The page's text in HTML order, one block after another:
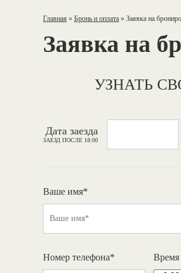
Главная » Бронь и оплата » Заявка на
Заявка на
УЗНАТЬ
Дата заезда
ЗАЕЗД ПОСЛЕ 18:00
Ваше имя*
Номер телефона* Время